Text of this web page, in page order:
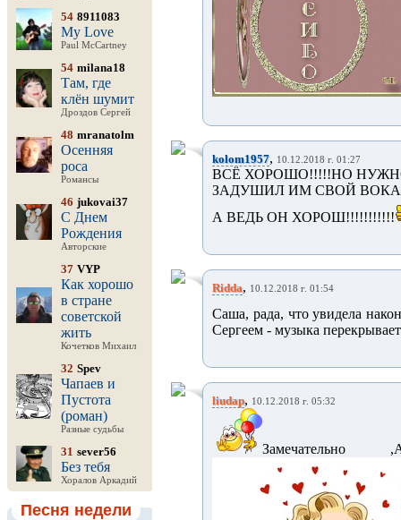
54 8911083
My Love
Paul McCartney
54 milana18
Там, где
клён шумит
Дроздов Сергей
48 mranatolm
Осенняя
роса
Романсы
46 jukovai37
С Днем
Рождения
Авторские
37 VYP
Как хорошо
в стране
советской
жить
Кочетков Михаил
32 Spev
Чапаев и
Пустота
(роман)
Разные судьбы
31 sever56
Без тебя
Хоралов Аркадий
Песня недели
kolom1957, 10.12.2018 г. 01:27
ВСЁ ХОРОШО!!!!!НО
ЗАДУШИЛ ИМ СВОЙ
А ВЕДЬ ОН ХОРОШ!!!!!!!!!!!
Ridda, 10.12.2018 г. 01:54
Саша, рада, что увидела
Сергеем - музыка
liudap, 10.12.2018 г. 05:32
Замечательно